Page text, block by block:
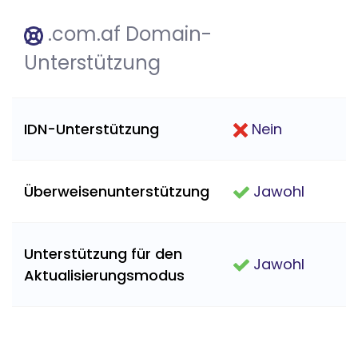
.com.af Domain-
Unterstützung
IDN-Unterstützung Nein
Überweisenunterstützung Jawohl
Unterstützung für den
Aktualisierungsmodus
Jawohl